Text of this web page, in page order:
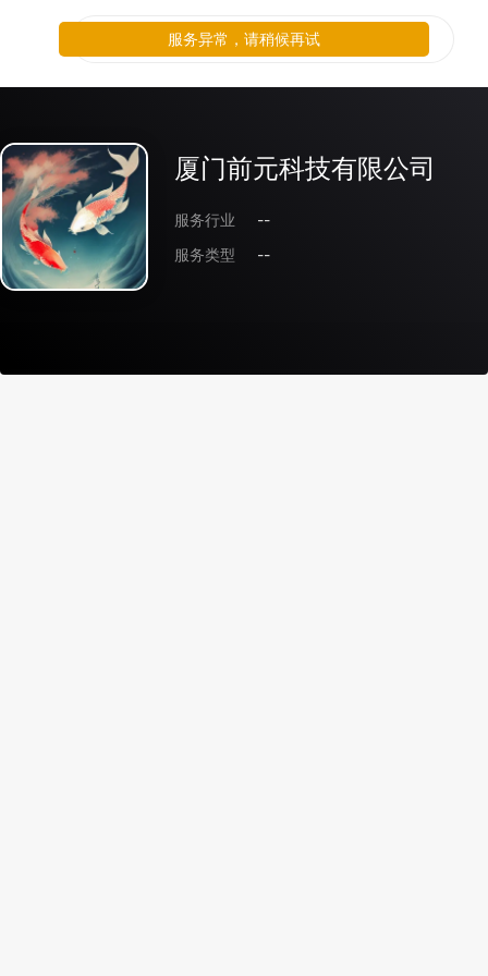
厦门前元科技有限公司
服务行业
--
服务类型
--
服务异常，请稍候再试